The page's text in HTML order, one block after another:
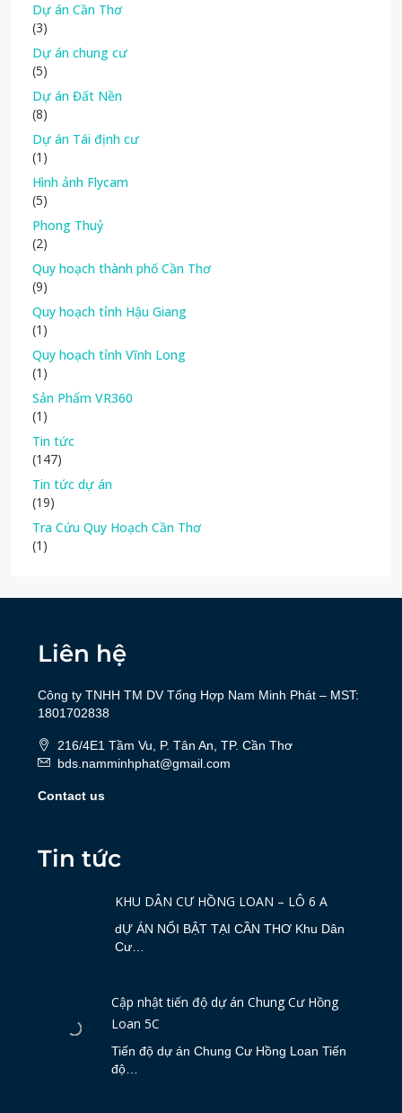
Dự án Cần Thơ
(3)
Dự án chung cư
(5)
Dự án Đất Nền
(8)
Dự án Tái định cư
(1)
Hình ảnh Flycam
(5)
Phong Thuỷ
(2)
Quy hoạch thành phố Cần Thơ
(9)
Quy hoạch tỉnh Hậu Giang
(1)
Quy hoạch tỉnh Vĩnh Long
(1)
Sản Phẩm VR360
(1)
Tin tức
(147)
Tin tức dự án
(19)
Tra Cứu Quy Hoạch Cần Thơ
(1)
Liên hệ
Công ty TNHH TM DV Tổng Hợp Nam Minh Phát – MST:
1801702838
216/4E1 Tầm Vu, P. Tân An, TP. Cần Thơ
bds.namminhphat@gmail.com
Contact us
Tin tức
KHU DÂN CƯ HỒNG LOAN – LÔ 6 A
dỰ ÁN NỔI BẬT TẠI CẦN THƠ Khu Dân
Cư…
Cập nhật tiến độ dự án Chung Cư Hồng
Loan 5C
Tiến độ dự án Chung Cư Hồng Loan Tiến
độ…